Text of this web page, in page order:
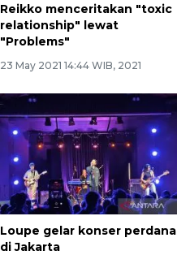
Reikko menceritakan "toxic
relationship" lewat
"Problems"
23 May 2021 14:44 WIB, 2021
Loupe gelar konser perdana
di Jakarta